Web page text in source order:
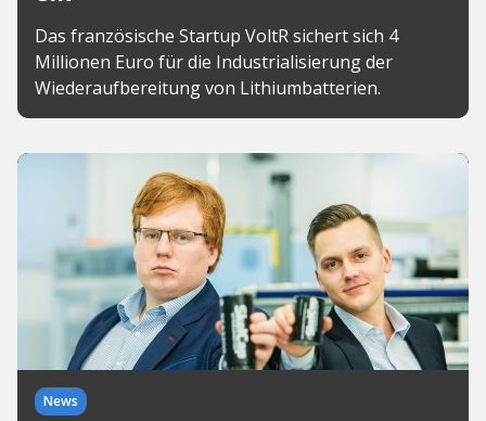
Das französische Startup VoltR sichert sich 4
Millionen Euro für die Industrialisierung der
Wiederaufbereitung von Lithiumbatterien.
News